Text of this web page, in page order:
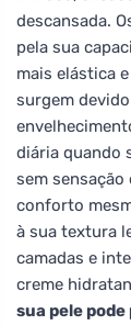
descansada.
pela sua
mais elástica
surgem
diária quando
sem
conforto
à sua textura
camadas e
creme
sua pele